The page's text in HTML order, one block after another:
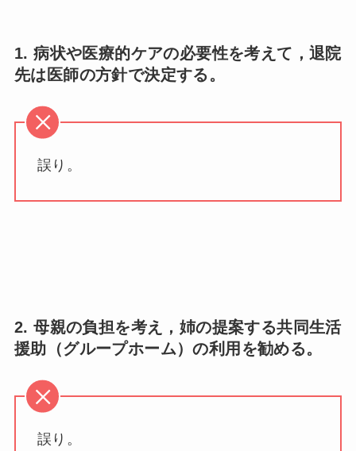
1. 病状や医療的ケアの必要性を考えて，退院
先は医師の方針で決定する。
誤り。
2. 母親の負担を考え，姉の提案する共同生活
援助（グループホーム）の利用を勧める。
誤り。